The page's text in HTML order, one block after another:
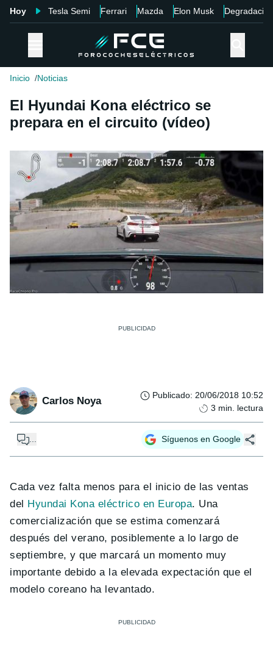
Hoy Tesla Semi Ferrari Mazda Elon Musk Degradación
Inicio Noticias
El Hyundai Kona eléctrico se
prepara en el circuito (vídeo)
Carlos Noya Publicado: 20/06/2018 10:52
3 min. lectura
... Síguenos en Google
Cada vez falta menos para el inicio de las ventas
del
Hyundai Kona eléctrico en Europa. Una
comercialización que se estima comenzará
después del verano, posiblemente a lo largo de
septiembre, y que marcará un momento muy
importante debido a la elevada expectación que el
modelo coreano ha levantado.